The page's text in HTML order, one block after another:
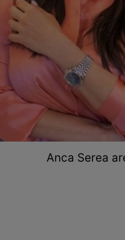
Anca Serea